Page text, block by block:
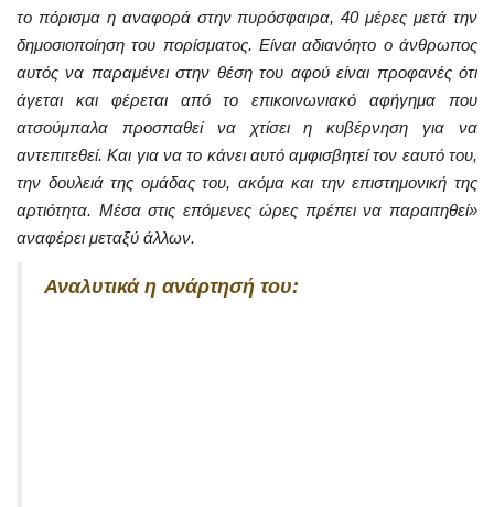
το πόρισμα η αναφορά στην πυρόσφαιρα, 40 μέρες μετά την
δημοσιοποίηση του πορίσματος. Είναι αδιανόητο ο άνθρωπος
αυτός να παραμένει στην θέση του αφού είναι προφανές ότι
άγεται και φέρεται από το επικοινωνιακό αφήγημα που
ατσούμπαλα προσπαθεί να χτίσει η κυβέρνηση για να
αντεπιτεθεί. Και για να το κάνει αυτό αμφισβητεί τον εαυτό του,
την δουλειά της ομάδας του, ακόμα και την επιστημονική της
αρτιότητα. Μέσα στις επόμενες ώρες πρέπει να παραιτηθεί»
αναφέρει μεταξύ άλλων.
Αναλυτικά η ανάρτησή του: